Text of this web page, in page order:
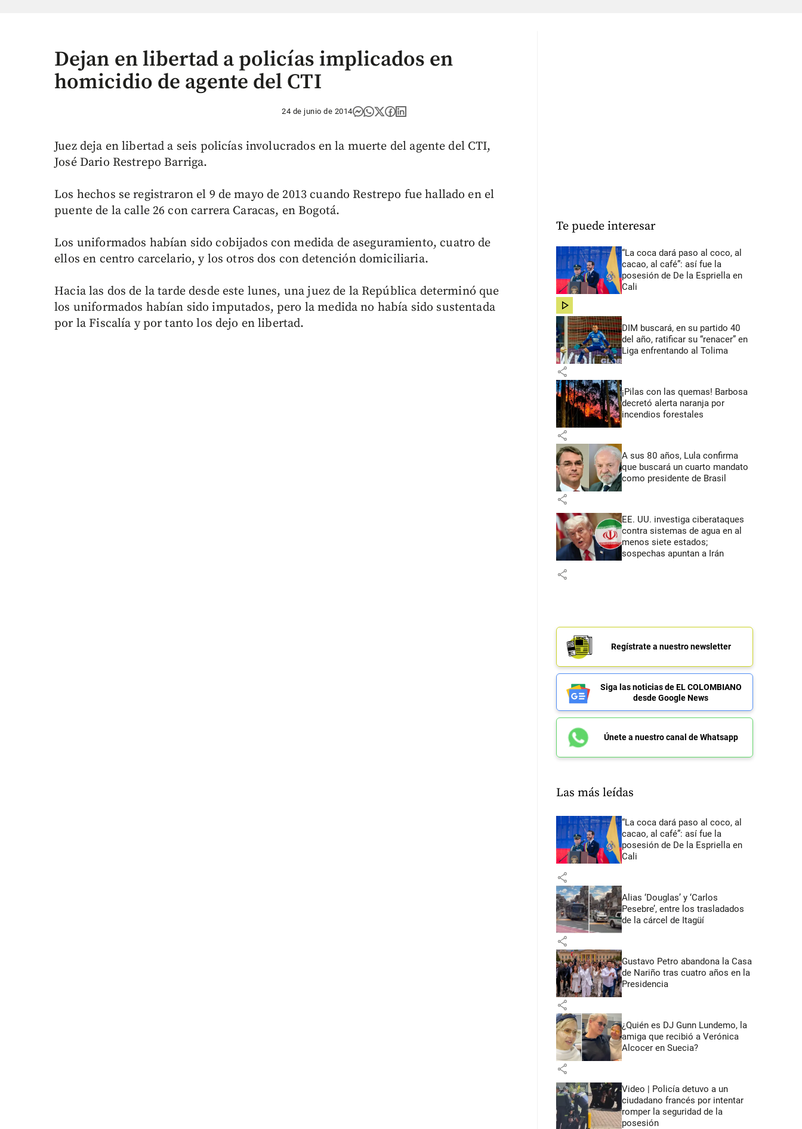
Dejan en libertad a policías implicados en
homicidio de agente del CTI
24 de junio de 2014
Juez deja en libertad a seis policías involucrados en la muerte del agente del CTI,
José Dario Restrepo Barriga.
Los hechos se registraron el 9 de mayo de 2013 cuando Restrepo fue hallado en el
puente de la calle 26 con carrera Caracas, en Bogotá.
Los uniformados habían sido cobijados con medida de aseguramiento, cuatro de
ellos en centro carcelario, y los otros dos con detención domiciliaria.
Hacia las dos de la tarde desde este lunes, una juez de la República determinó que
los uniformados habían sido imputados, pero la medida no había sido sustentada
por la Fiscalía y por tanto los dejo en libertad.
Te puede interesar
“La coca dará paso al coco, al
cacao, al café”: así fue la
posesión de De la Espriella en
Cali
share
DIM buscará, en su partido 40
del año, ratificar su “renacer” en
Liga enfrentando al Tolima
share
¡Pilas con las quemas! Barbosa
decretó alerta naranja por
incendios forestales
share
A sus 80 años, Lula confirma
que buscará un cuarto mandato
como presidente de Brasil
share
EE. UU. investiga ciberataques
contra sistemas de agua en al
menos siete estados;
sospechas apuntan a Irán
share
Regístrate a nuestro newsletter
Siga las noticias de EL COLOMBIANO
desde Google News
Únete a nuestro canal de Whatsapp
Las más leídas
“La coca dará paso al coco, al
cacao, al café”: así fue la
posesión de De la Espriella en
Cali
share
Alias ‘Douglas’ y ‘Carlos
Pesebre’, entre los trasladados
de la cárcel de Itagüí
share
Gustavo Petro abandona la Casa
de Nariño tras cuatro años en la
Presidencia
share
¿Quién es DJ Gunn Lundemo, la
amiga que recibió a Verónica
Alcocer en Suecia?
share
Video | Policía detuvo a un
ciudadano francés por intentar
romper la seguridad de la
posesión